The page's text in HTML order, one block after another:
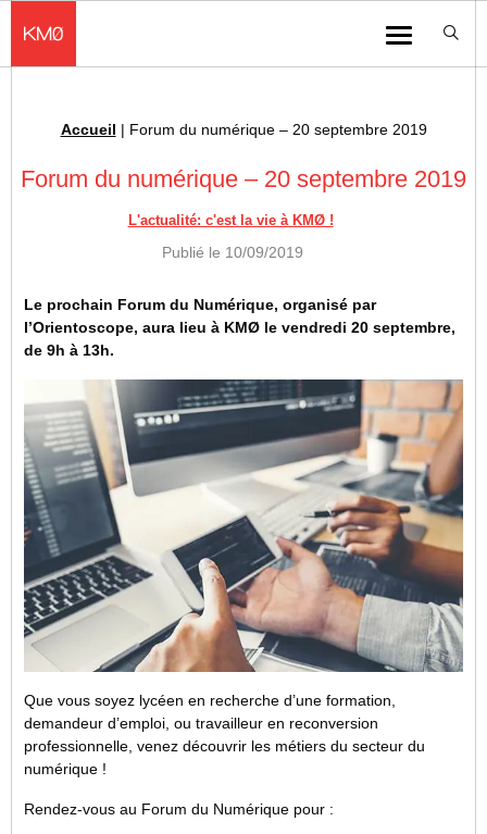
Menu
Fil d'Ariane :
Accueil | Forum du numérique – 20 septembre 2019
Forum du numérique – 20 septembre 2019
L'actualité: c'est la vie à KMØ !
Publié le 10/09/2019
Le prochain Forum du Numérique, organisé par
l’Orientoscope, aura lieu à KMØ le vendredi 20 septembre,
de 9h à 13h.
Que vous soyez lycéen en recherche d’une formation,
demandeur d’emploi, ou travailleur en reconversion
professionnelle, venez découvrir les métiers du secteur du
numérique !
Rendez-vous au Forum du Numérique pour :